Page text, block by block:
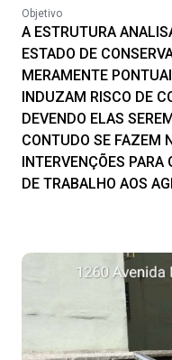
Objetivo
A ESTRUTURA
ESTADO DE
MERAMENTE
INDUZAM RISCO DE
DEVENDO ELAS
CONTUDO SE FAZEM
INTERVENÇÕES PARA
DE TRABALHO AOS